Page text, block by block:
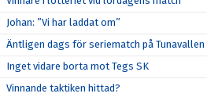
Johan: ”Vi har laddat om”
Äntligen dags för seriematch på Tunavallen
Inget vidare borta mot Tegs SK
Vinnande taktiken hittad?